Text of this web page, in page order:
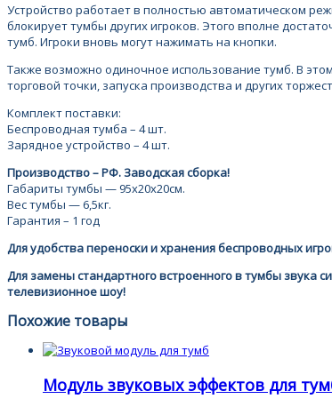
Устройство работает в полностью автоматическом
блокирует тумбы других игроков. Этого вполне
тумб. Игроки вновь могут нажимать на кнопки.
Также возможно одиночное использование тумб. В
торговой точки, запуска производства и других
Комплект поставки:
Беспроводная тумба – 4 шт.
Зарядное устройство – 4 шт.
Производство – РФ. Заводская сборка!
Габариты тумбы — 95х20х20см.
Вес тумбы — 6,5кг.
Гарантия – 1 год
Для удобства переноски и хранения беспроводных
Для замены стандартного встроенного в тумбы звука
телевизионное шоу!
Похожие товары
Модуль звуковых эффектов для